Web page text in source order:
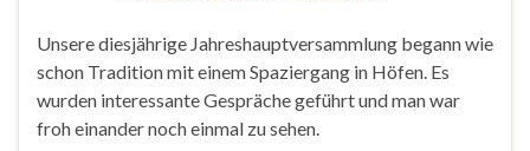
Unsere diesjährige Jahreshauptversammlung begann wie
schon Tradition mit einem Spaziergang in Höfen. Es
wurden interessante Gespräche geführt und man war
froh einander noch einmal zu sehen.